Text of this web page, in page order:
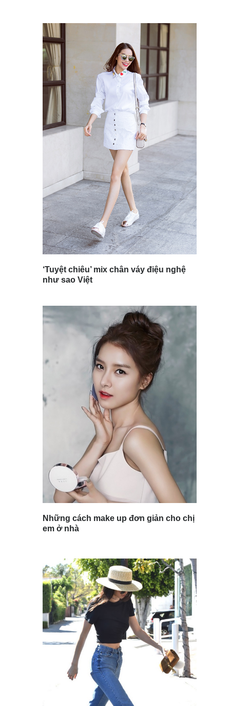
‘Tuyệt chiêu’ mix chân váy điệu nghệ
như sao Việt
Những cách make up đơn giản cho chị
em ở nhà